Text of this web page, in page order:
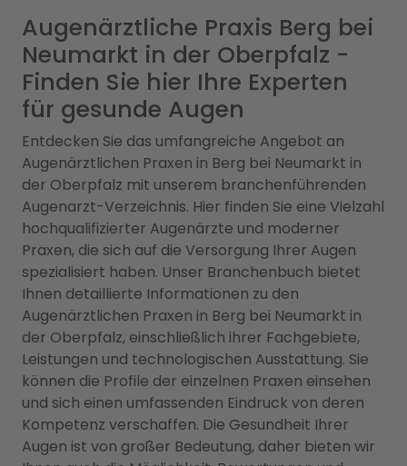
Augenärztliche Praxis Berg bei
Neumarkt in der Oberpfalz -
Finden Sie hier Ihre Experten
für gesunde Augen
Entdecken Sie das umfangreiche Angebot an
Augenärztlichen Praxen in Berg bei Neumarkt in
der Oberpfalz mit unserem branchenführenden
Augenarzt-Verzeichnis. Hier finden Sie eine Vielzahl
hochqualifizierter Augenärzte und moderner
Praxen, die sich auf die Versorgung Ihrer Augen
spezialisiert haben. Unser Branchenbuch bietet
Ihnen detaillierte Informationen zu den
Augenärztlichen Praxen in Berg bei Neumarkt in
der Oberpfalz, einschließlich ihrer Fachgebiete,
Leistungen und technologischen Ausstattung. Sie
können die Profile der einzelnen Praxen einsehen
und sich einen umfassenden Eindruck von deren
Kompetenz verschaffen. Die Gesundheit Ihrer
Augen ist von großer Bedeutung, daher bieten wir